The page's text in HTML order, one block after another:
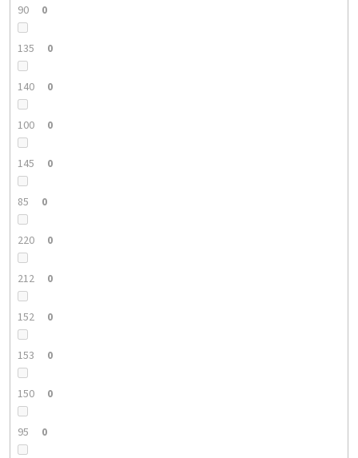
90 0
135 0
140 0
100 0
145 0
85 0
220 0
212 0
152 0
153 0
150 0
95 0